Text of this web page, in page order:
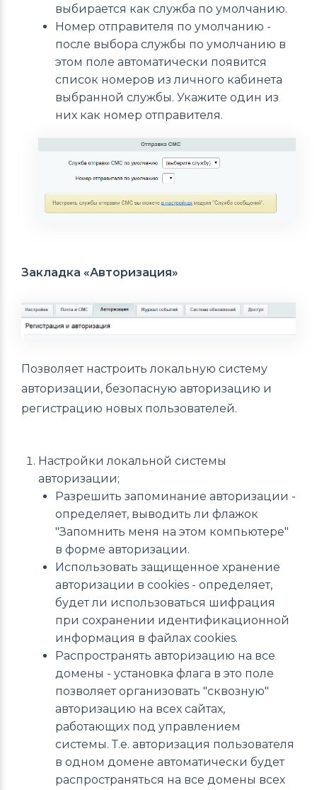
выбирается как служба по умолчанию.
Номер отправителя по умолчанию -
после выбора службы по умолчанию в
этом поле автоматически появится
список номеров из личного кабинета
выбранной службы. Укажите один из
них как номер отправителя.
Закладка «Авторизация»
Позволяет настроить локальную систему
авторизации, безопасную авторизацию и
регистрацию новых пользователей.
Настройки локальной системы
авторизации;
Разрешить запоминание авторизации -
определяет, выводить ли флажок
"Запомнить меня на этом компьютере"
в форме авторизации.
Использовать защищенное хранение
авторизации в cookies - определяет,
будет ли использоваться шифрация
при сохранении идентификационной
информация в файлах cookies.
Распространять авторизацию на все
домены - установка флага в это поле
позволяет организовать "сквозную"
авторизацию на всех сайтах,
работающих под управлением
системы. Т.е. авторизация пользователя
в одном домене автоматически будет
распространяться на все домены всех